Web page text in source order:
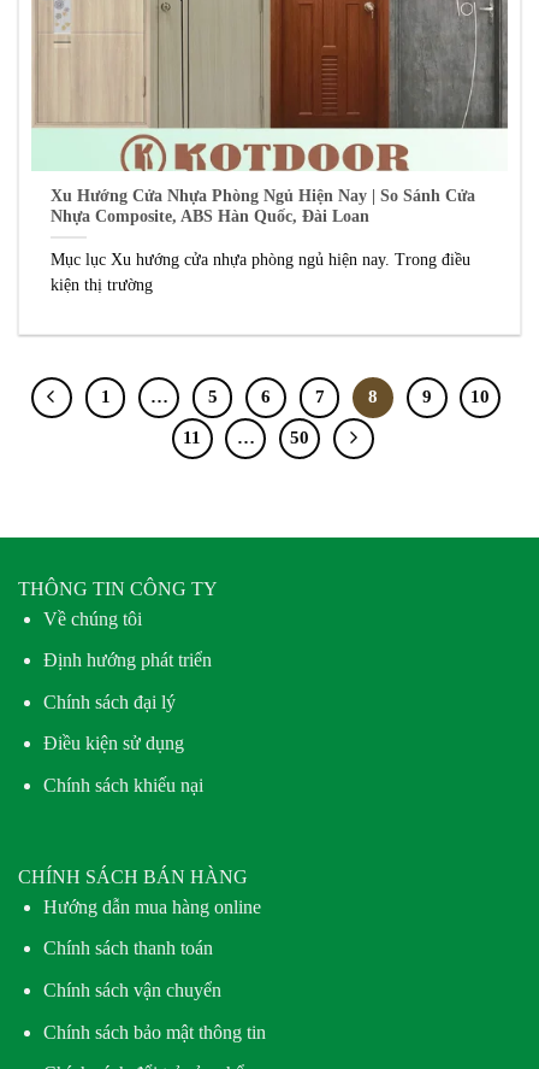
Xu Hướng Cửa Nhựa Phòng Ngủ Hiện Nay | So Sánh Cửa
Nhựa Composite, ABS Hàn Quốc, Đài Loan
Mục lục Xu hướng cửa nhựa phòng ngủ hiện nay. Trong điều
kiện thị trường
1 … 5 6 7 8 9 10
11 … 50
THÔNG TIN CÔNG TY
Về chúng tôi
Định hướng phát triển
Chính sách đại lý
Điều kiện sử dụng
Chính sách khiếu nại
CHÍNH SÁCH BÁN HÀNG
Hướng dẫn mua hàng online
Chính sách thanh toán
Chính sách vận chuyển
Chính sách bảo mật thông tin